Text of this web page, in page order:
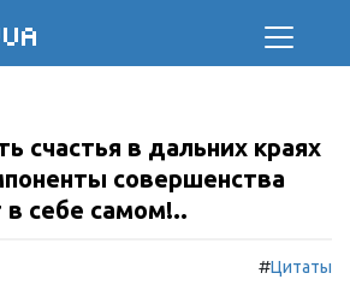
счастья в дальних краях
совершенства
в себе самом!..
#Цитаты